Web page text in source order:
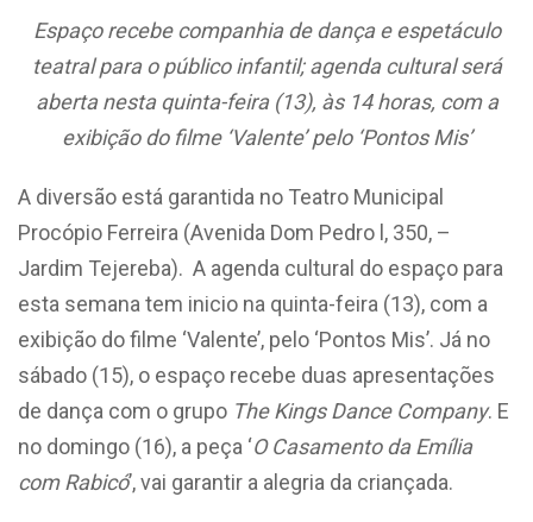
Espaço recebe companhia de dança e espetáculo
teatral para o público infantil; agenda cultural será
abertanesta quinta-feira (13), às 14 horas, com a
exibição do filme ‘Valente’ pelo ‘Pontos Mis’
A diversão está garantida no Teatro Municipal
Procópio Ferreira (Avenida Dom Pedro l, 350, –
Jardim Tejereba). A agenda cultural do espaço para
esta semana tem inicio na quinta-feira (13), com a
exibição do filme ‘Valente’, pelo ‘Pontos Mis’. Já no
sábado (15), o espaço recebe duas apresentações
de dança com o grupo The Kings Dance Company. E
no domingo (16), a peça ‘O Casamento da Emília
com Rabicó’, vai garantir a alegria da criançada.